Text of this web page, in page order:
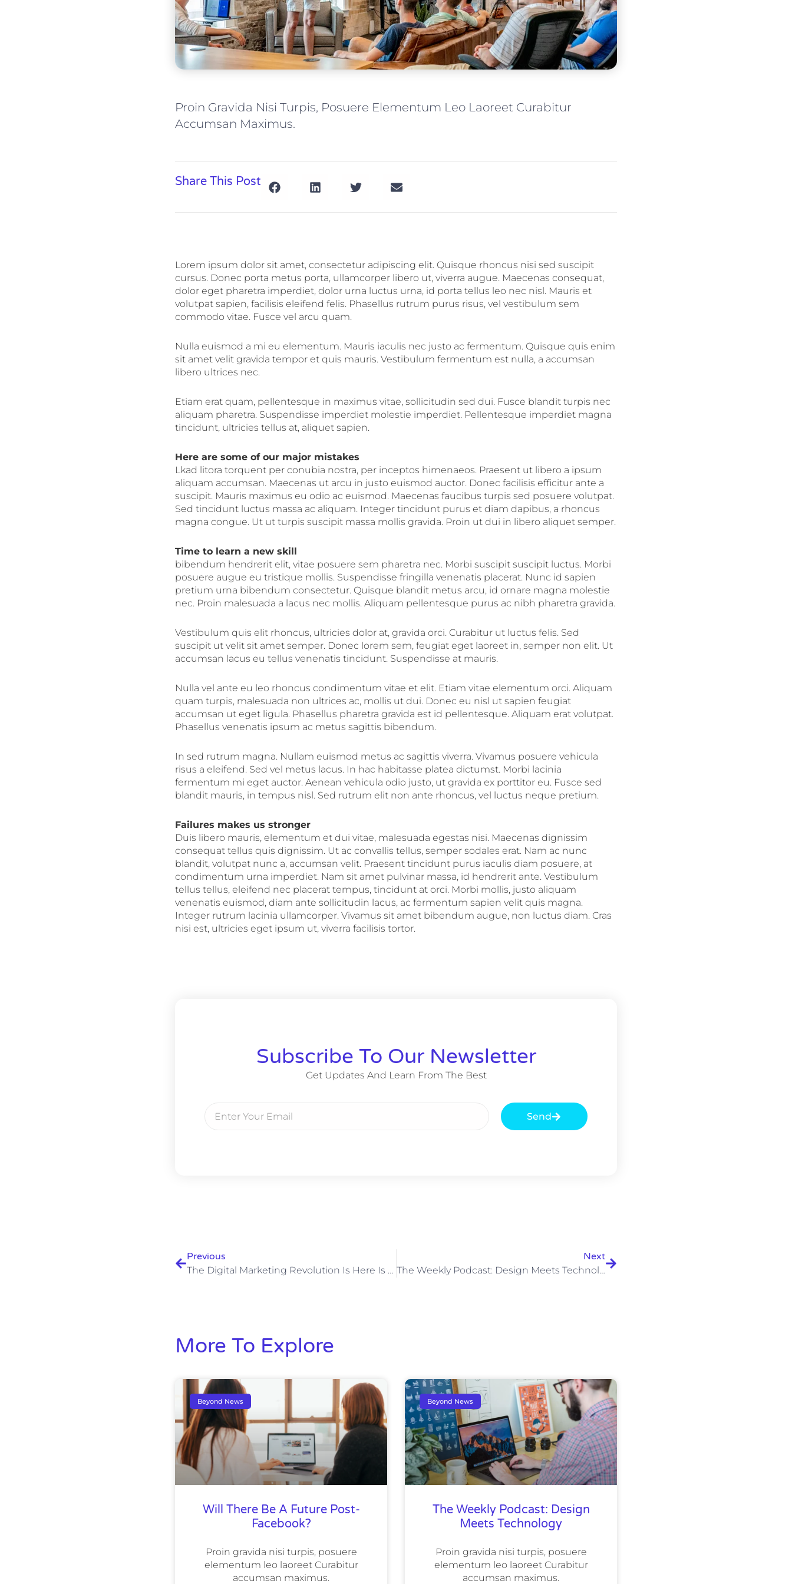
Proin Gravida Nisi Turpis, Posuere Elementum Leo Laoreet Curabitur
Accumsan Maximus.
Share This Post
Lorem ipsum dolor sit amet, consectetur adipiscing elit. Quisque rhoncus nisi sed suscipit
cursus. Donec porta metus porta, ullamcorper libero ut, viverra augue. Maecenas consequat,
dolor eget pharetra imperdiet, dolor urna luctus urna, id porta tellus leo nec nisl. Mauris et
volutpat sapien, facilisis eleifend felis. Phasellus rutrum purus risus, vel vestibulum sem
commodo vitae. Fusce vel arcu quam.
Nulla euismod a mi eu elementum. Mauris iaculis nec justo ac fermentum. Quisque quis enim
sit amet velit gravida tempor et quis mauris. Vestibulum fermentum est nulla, a accumsan
libero ultrices nec.
Etiam erat quam, pellentesque in maximus vitae, sollicitudin sed dui. Fusce blandit turpis nec
aliquam pharetra. Suspendisse imperdiet molestie imperdiet. Pellentesque imperdiet magna
tincidunt, ultricies tellus at, aliquet sapien.
Here are some of our major mistakes
Lkad litora torquent per conubia nostra, per inceptos himenaeos. Praesent ut libero a ipsum
aliquam accumsan. Maecenas ut arcu in justo euismod auctor. Donec facilisis efficitur ante a
suscipit. Mauris maximus eu odio ac euismod. Maecenas faucibus turpis sed posuere volutpat.
Sed tincidunt luctus massa ac aliquam. Integer tincidunt purus et diam dapibus, a rhoncus
magna congue. Ut ut turpis suscipit massa mollis gravida. Proin ut dui in libero aliquet semper.
Time to learn a new skill
bibendum hendrerit elit, vitae posuere sem pharetra nec. Morbi suscipit suscipit luctus. Morbi
posuere augue eu tristique mollis. Suspendisse fringilla venenatis placerat. Nunc id sapien
pretium urna bibendum consectetur. Quisque blandit metus arcu, id ornare magna molestie
nec. Proin malesuada a lacus nec mollis. Aliquam pellentesque purus ac nibh pharetra gravida.
Vestibulum quis elit rhoncus, ultricies dolor at, gravida orci. Curabitur ut luctus felis. Sed
suscipit ut velit sit amet semper. Donec lorem sem, feugiat eget laoreet in, semper non elit. Ut
accumsan lacus eu tellus venenatis tincidunt. Suspendisse at mauris.
Nulla vel ante eu leo rhoncus condimentum vitae et elit. Etiam vitae elementum orci. Aliquam
quam turpis, malesuada non ultrices ac, mollis ut dui. Donec eu nisl ut sapien feugiat
accumsan ut eget ligula. Phasellus pharetra gravida est id pellentesque. Aliquam erat volutpat.
Phasellus venenatis ipsum ac metus sagittis bibendum.
In sed rutrum magna. Nullam euismod metus ac sagittis viverra. Vivamus posuere vehicula
risus a eleifend. Sed vel metus lacus. In hac habitasse platea dictumst. Morbi lacinia
fermentum mi eget auctor. Aenean vehicula odio justo, ut gravida ex porttitor eu. Fusce sed
blandit mauris, in tempus nisl. Sed rutrum elit non ante rhoncus, vel luctus neque pretium.
Failures makes us stronger
Duis libero mauris, elementum et dui vitae, malesuada egestas nisi. Maecenas dignissim
consequat tellus quis dignissim. Ut ac convallis tellus, semper sodales erat. Nam ac nunc
blandit, volutpat nunc a, accumsan velit. Praesent tincidunt purus iaculis diam posuere, at
condimentum urna imperdiet. Nam sit amet pulvinar massa, id hendrerit ante. Vestibulum
tellus tellus, eleifend nec placerat tempus, tincidunt at orci. Morbi mollis, justo aliquam
venenatis euismod, diam ante sollicitudin lacus, ac fermentum sapien velit quis magna.
Integer rutrum lacinia ullamcorper. Vivamus sit amet bibendum augue, non luctus diam. Cras
nisi est, ultricies eget ipsum ut, viverra facilisis tortor.
Subscribe To Our Newsletter
Get Updates And Learn From The Best
Send
Previous
The Digital Marketing Revolution Is Here Is Here & Now
Next
The Weekly Podcast: Design Meets Technology
More To Explore
Beyond News
Will There Be A Future Post-
Facebook?
Proin gravida nisi turpis, posuere
elementum leo laoreet Curabitur
accumsan maximus.
Beyond News
The Weekly Podcast: Design
Meets Technology
Proin gravida nisi turpis, posuere
elementum leo laoreet Curabitur
accumsan maximus.